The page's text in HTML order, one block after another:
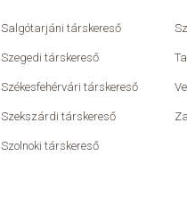
Salgótarjáni társkereső
Szegedi társkereső
Székesfehérvári társkereső
Szekszárdi társkereső
Szolnoki társkereső